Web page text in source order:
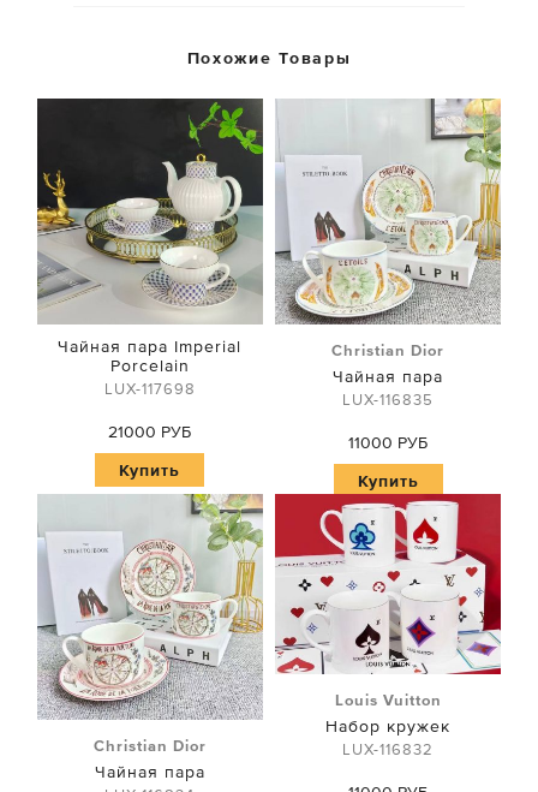
Похожие Товары
Чайная пара Imperial
Porсelain
LUX-117698
21000 РУБ
Купить
Christian Dior
Чайная пара
LUX-116835
11000 РУБ
Купить
Christian Dior
Чайная пара
Louis Vuitton
Набор кружек
LUX-116832